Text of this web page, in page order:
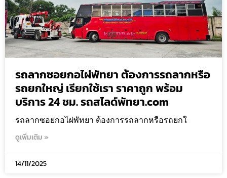
รถลากซอยกอไผ่พัทยา ต้องการรถลากหรือ
รถยกใหญ่ เรียกใช้เรา ราคาถูก พร้อม
บริการ 24 ชม. รถสไลด์พัทยา.com
รถลากซอยกอไผ่พัทยา ต้องการรถลากหรือรถยกใ
ดูเพิ่มเติม »
14/11/2025